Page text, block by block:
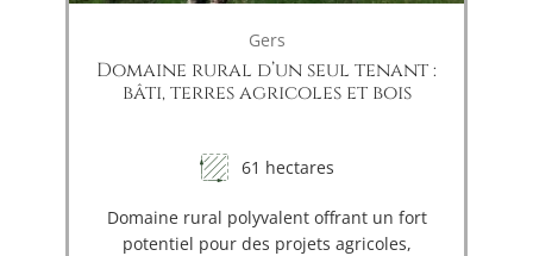
Gers
Domaine rural d’un seul tenant :
bâti, terres agricoles et bois
61 hectares
Domaine rural polyvalent offrant un fort
potentiel pour des projets agricoles,